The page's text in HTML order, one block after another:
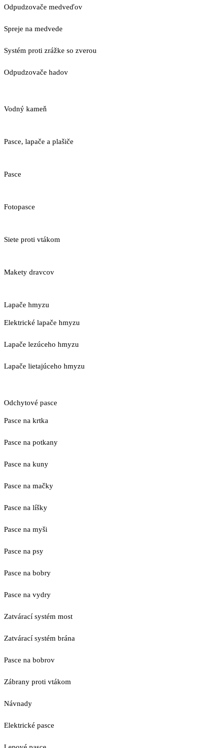
Odpudzovače medveďov
Spreje na medvede
Systém proti zrážke so zverou
Odpudzovače hadov
Vodný kameň
Pasce, lapače a plašiče
Pasce
Fotopasce
Siete proti vtákom
Makety dravcov
Lapače hmyzu
Elektrické lapače hmyzu
Lapače lezúceho hmyzu
Lapače lietajúceho hmyzu
Odchytové pasce
Pasce na krtka
Pasce na potkany
Pasce na kuny
Pasce na mačky
Pasce na líšky
Pasce na myši
Pasce na psy
Pasce na bobry
Pasce na vydry
Zatvárací systém most
Zatvárací systém brána
Pasce na bobrov
Zábrany proti vtákom
Návnady
Elektrické pasce